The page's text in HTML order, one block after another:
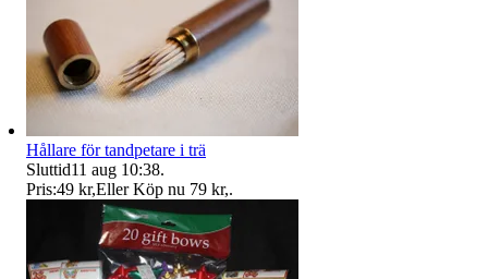
Hållare för tandpetare i trä
Sluttid11 aug 10:38.
Pris:49 kr,Eller Köp nu 79 kr,.